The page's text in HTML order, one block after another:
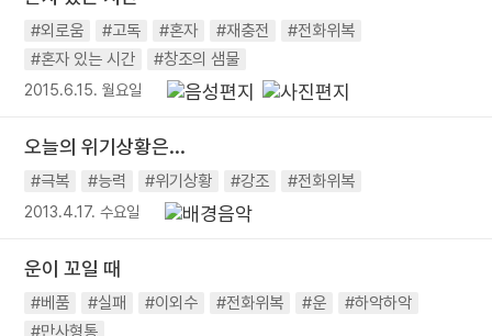
#외로움 #고독 #혼자 #재충전
#전화위복
#혼자 있는 시간
#창조의 샘물
2015.6.15. 월요일
오늘의 위기상황은...
#극복 #능력 #위기상황 #강조 #전화위복
2013.4.17. 수요일
운이 꼬일 때
#베품 #실패 #이외수 #전화위복 #운
#하악하악
#만사형통